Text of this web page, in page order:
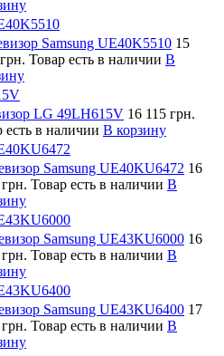
Samsung UE40K5510 15
Товар есть в наличии В
LG 49LH615V 16 115 грн.
есть в наличии В корзину
Samsung UE40KU6472 16
Товар есть в наличии В
Samsung UE43KU6000 16
Товар есть в наличии В
Samsung UE43KU6400 17
Товар есть в наличии В